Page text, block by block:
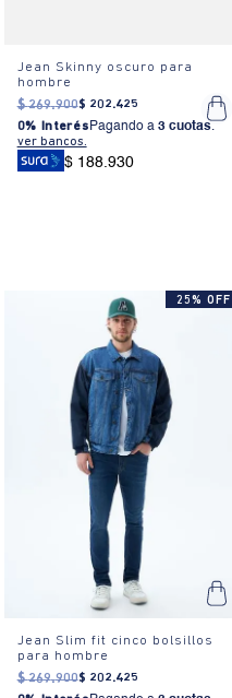
Jean Skinny oscuro para
hombre
$ 269.900$ 202.425
0% Interés Pagando a 3 cuotas.
ver bancos.
$ 188.930
25% OFF
Jean Slim fit cinco bolsillos
para hombre
$ 269.900$ 202.425